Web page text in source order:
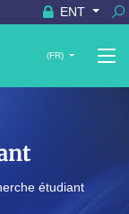
ENT
(FR)
étudiant